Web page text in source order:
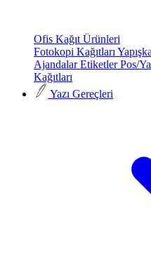
Ofis Kağıt Ürünleri
Fotokopi Kağıtları
AjandalarEtiketlerPos/
Kağıtları
Yazı Gereçleri